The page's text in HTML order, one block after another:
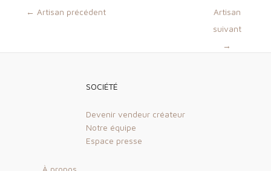
Navigation
← Artisan précédent
Artisan
suivant
→
SOCIÉTÉ
Devenir vendeur créateur
Notre équipe
Espace presse